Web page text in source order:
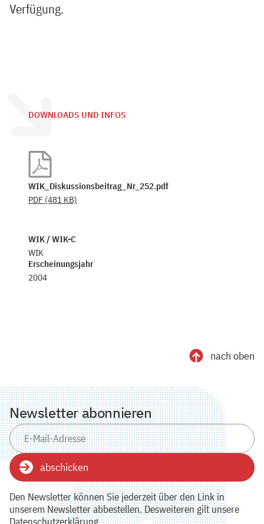
Verfügung.
DOWNLOADS UND INFOS
WIK_Diskussionsbeitrag_Nr_252.pdf
PDF (481 KB)
WIK / WIK-C
WIK
Erscheinungsjahr
2004
nach oben
Newsletter abonnieren
abschicken
Den Newsletter können Sie jederzeit über den Link in
unserem Newsletter abbestellen. Desweiteren gilt unsere